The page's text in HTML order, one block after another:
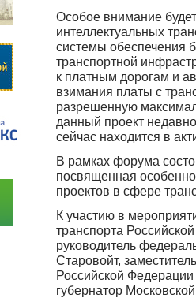
Особое внимание
интеллектуальных
системы обеспечения
транспортной
к платным дорогам и
взимания платы c
разрешенную
данный проект
сейчас находится в
В рамках форума
посвященная
проектов в сфере
К участию в
транспорта
руководитель
Старовойт,
Российской
губернатор